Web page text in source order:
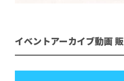
イベントアーカイブ動画 販